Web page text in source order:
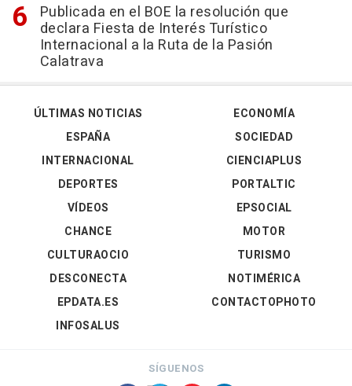
Publicada en el BOE la resolución que
declara Fiesta de Interés Turístico
Internacional a la Ruta de la Pasión
Calatrava
ÚLTIMAS NOTICIAS
ESPAÑA
INTERNACIONAL
DEPORTES
VÍDEOS
ECONOMÍA
SOCIEDAD
CIENCIAPLUS
PORTALTIC
EPSOCIAL
CHANCE
CULTURAOCIO
DESCONECTA
EPDATA.ES
INFOSALUS
MOTOR
TURISMO
NOTIMÉRICA
CONTACTOPHOTO
SÍGUENOS